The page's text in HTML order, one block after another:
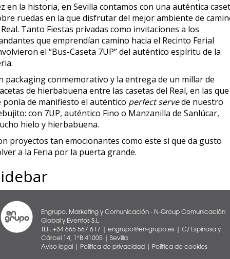
en la historia, en Sevilla contamos con una auténtica
ruedas en la que disfrutar del mejor ambiente de
Tanto Fiestas privadas como invitaciones a los
que emprendían camino hacia el Recinto Ferial
el “Bus-Caseta 7UP” del auténtico espíritu de la
packaging conmemorativo y la entrega de un millar de
de hierbabuena entre las casetas del Real, en las que
ponía de manifiesto el auténtico perfect servede nuestro
con 7UP, auténtico Fino o Manzanilla de Sanlúcar,
hielo y hierbabuena.
proyectos tan emocionantes como este sí que da gusto
a la Feria por la puerta grande.
Engrupo. Marketing y Comunicación - N-Group Comunicación
Global y Eventos S.L
TLF. +34 665 567 617 | engrupo@en-grupo.es | C/ Espinosa y
Cárcel 14, 1°B 41005 | Sevilla
Aviso legal
Política de privacidad Política de cookies